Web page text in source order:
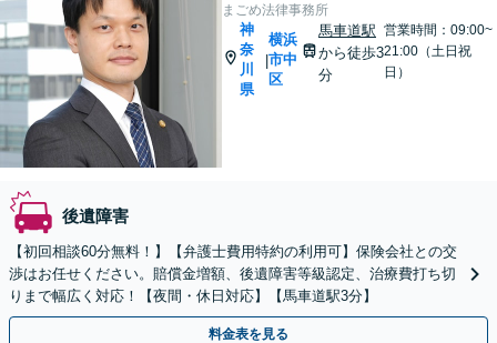
まごめ法律事務所
神
奈
川
県
|
横浜
市中
区
馬車道駅
から徒歩3
分
営業時間：09:00~
21:00（土日祝
日）
後遺障害
【初回相談60分無料！】【弁護士費用特約の利用可】保険会社との交
渉はお任せください。賠償金増額、後遺障害等級認定、治療費打ち切
りまで幅広く対応！【夜間・休日対応】【馬車道駅3分】
料金表を見る